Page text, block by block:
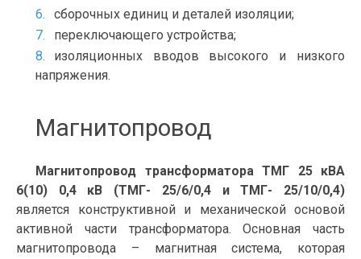
сборочных единиц и деталей изоляции;
переключающего устройства;
изоляционных вводов высокого и низкого
напряжения.
Магнитопровод
Магнитопровод трансформатора ТМГ 25 кВА
6(10) 0,4 кВ (ТМГ- 25/6/0,4 и ТМГ- 25/10/0,4)
является конструктивной и механической основой
активной части трансформатора. Основная часть
магнитопровода – магнитная система, которая